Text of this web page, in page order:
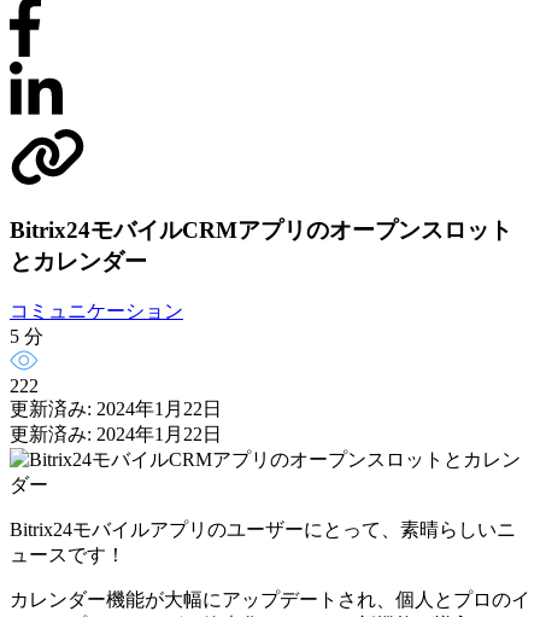
Bitrix24モバイルCRMアプリのオープンスロット
とカレンダー
コミュニケーション
5 分
222
更新済み: 2024年1月22日
更新済み: 2024年1月22日
Bitrix24モバイルアプリのユーザーにとって、素晴らしいニ
ュースです！
カレンダー機能が大幅にアップデートされ、個人とプロのイ